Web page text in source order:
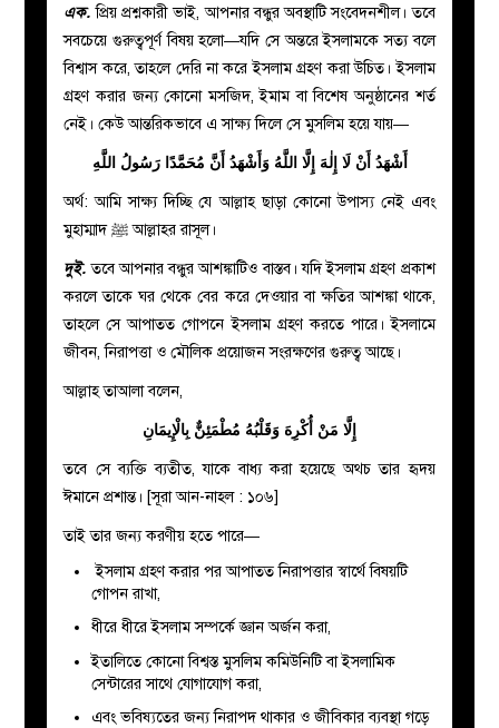
এক. প্রিয় প্রশ্নকারী ভাই, আপনার বন্ধুর অবস্থাটি সংবেদনশীল। তবে
সবচেয়ে গুরুত্বপূর্ণ বিষয় হলো—যদি সে অন্তরে ইসলামকে সত্য বলে
বিশ্বাস করে, তাহলে দেরি না করে ইসলাম গ্রহণ করা উচিত। ইসলাম
গ্রহণ করার জন্য কোনো মসজিদ, ইমাম বা বিশেষ অনুষ্ঠানের শর্ত
নেই। কেউ আন্তরিকভাবে এ সাক্ষ্য দিলে সে মুসলিম হয়ে যায়—
أَشْهَدُ أَنْ لَا إِلٰهَ إِلَّا اللَّهُ وَأَشْهَدُ أَنَّ مُحَمَّدًا رَسُولُ اللَّهِ
অর্থ: আমি সাক্ষ্য দিচ্ছি যে আল্লাহ ছাড়া কোনো উপাস্য নেই এবং
মুহাম্মাদ ﷺ আল্লাহর রাসূল।
দুই. তবে আপনার বন্ধুর আশঙ্কাটিও বাস্তব। যদি ইসলাম গ্রহণ প্রকাশ
করলে তাকে ঘর থেকে বের করে দেওয়ার বা ক্ষতির আশঙ্কা থাকে,
তাহলে সে আপাতত গোপনে ইসলাম গ্রহণ করতে পারে। ইসলামে
জীবন, নিরাপত্তা ও মৌলিক প্রয়োজন সংরক্ষণের গুরুত্ব আছে।
আল্লাহ তাআলা বলেন,
إِلَّا مَنْ أُكْرِهَ وَقَلْبُهُ مُطْمَئِنٌّ بِالْإِيمَانِ
তবে সে ব্যক্তি ব্যতীত, যাকে বাধ্য করা হয়েছে অথচ তার হৃদয়
ঈমানে প্রশান্ত। [সূরা আন-নাহল : ১০৬]
তাই তার জন্য করণীয় হতে পারে—
ইসলাম গ্রহণ করার পর আপাতত নিরাপত্তার স্বার্থে বিষয়টি
গোপন রাখা,
ধীরে ধীরে ইসলাম সম্পর্কে জ্ঞান অর্জন করা,
ইতালিতে কোনো বিশ্বস্ত মুসলিম কমিউনিটি বা ইসলামিক
সেন্টারের সাথে যোগাযোগ করা,
এবং ভবিষ্যতের জন্য নিরাপদ থাকার ও জীবিকার ব্যবস্থা গড়ে